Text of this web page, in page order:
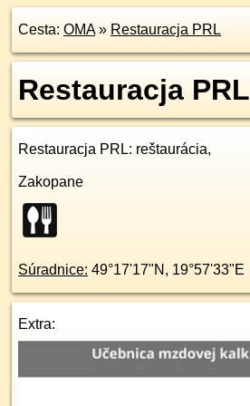
Cesta: OMA» Restauracja PRL
Restauracja PRL
Restauracja PRL: reštaurácia,
Zakopane
Súradnice: 49°17'17"N , 19°57'33"E
Extra: